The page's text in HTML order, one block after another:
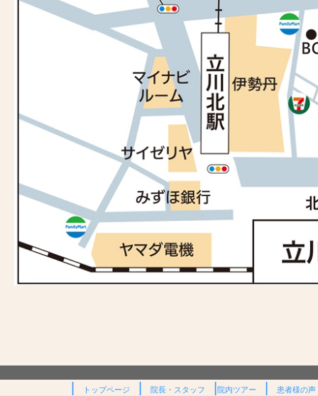
| トップページ | 院長・スタッフ |院内ツアー | 患者様の声